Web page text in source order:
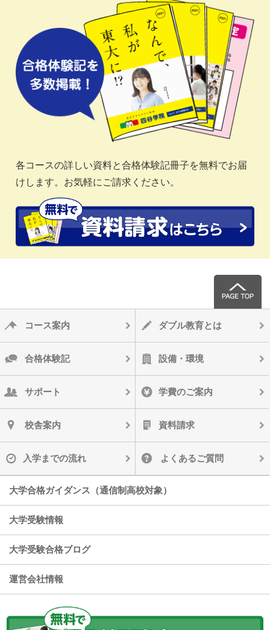
各コースの詳しい資料と合格体験記冊子を無料でお届
けします。お気軽にご請求ください。
コース案内 ダブル教育とは
合格体験記 設備・環境
サポート 学費のご案内
校舎案内 資料請求
入学までの流れ よくあるご質問
大学合格ガイダンス（通信制高校対象）
大学受験情報
大学受験合格ブログ
運営会社情報